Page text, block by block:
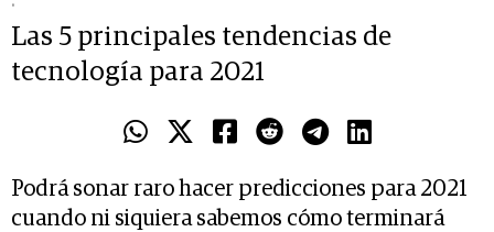
Las 5 principales tendencias de
tecnología para 2021
Podrá sonar raro hacer predicciones para 2021
cuando ni siquiera sabemos cómo terminará